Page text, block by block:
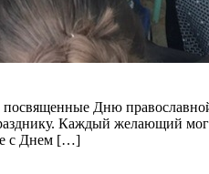
Дню
Каждый желающий мог
с Днем […]